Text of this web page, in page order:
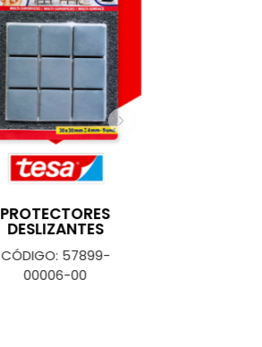
PROTECTORES
DESLIZANTES
CÓDIGO: 57899-
00006-00